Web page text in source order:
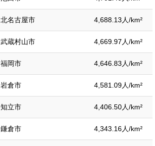
北名古屋市 4,688.13人/km²
武蔵村山市 4,669.97人/km²
福岡市 4,646.83人/km²
岩倉市 4,581.09人/km²
知立市 4,406.50人/km²
鎌倉市 4,343.16人/km²